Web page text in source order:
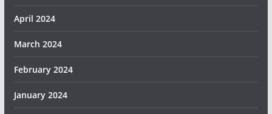
April 2024
March 2024
February 2024
January 2024